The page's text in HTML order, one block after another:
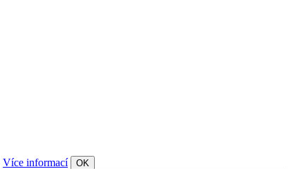
Více informací OK